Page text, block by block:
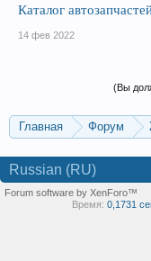
Каталог
14 фев 2022
(Вы
Главная Форум
Russian (RU)
Forum software by XenForo™
Время: 0,1731